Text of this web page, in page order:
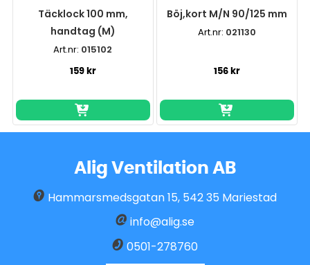
Täcklock 100 mm,
handtag (M)
Art.nr: 015102
159 kr
Böj,kort M/N 90/125 mm
Art.nr: 021130
156 kr
Alig Ventilation AB
Hammarsmedsgatan 15, 542 35 Mariestad
info@alig.se
0501-278760